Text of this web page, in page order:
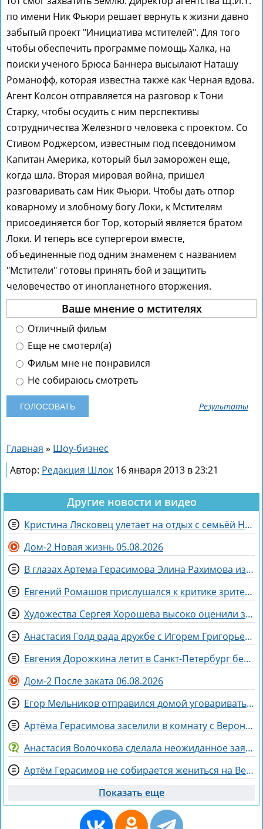
по имени Ник Фьюри решает вернуть к жизни давно
забытый проект "Инициатива мстителей". Для того
чтобы обеспечить программе помощь Халка, на
поиски ученого Брюса Баннера высылают Наташу
Романофф, которая известна также как Черная вдова.
Агент Колсон отправляется на разговор к Тони
Старку, чтобы осудить с ним перспективы
сотрудничества Железного человека с проектом. Со
Стивом Роджерсом, известным под псевдонимом
Капитан Америка, который был заморожен еще,
когда шла. Вторая мировая война, пришел
разговаривать сам Ник Фьюри. Чтобы дать отпор
коварному и злобному богу Локи, к Мстителям
присоединяется бог Тор, который является братом
Локи. И теперь все супергерои вместе,
объединенные под одним знаменем с названием
"Мстители" готовы принять бой и защитить
человечество от инопланетного вторжения.
Ваше мнение о мстителях
Отличный фильм
Еще не смотерл(а)
Фильм мне не понравился
Не собираюсь смотреть
Результаты
Главная » Шоу-бизнес
Автор: Редакция Шлок 16 января 2013 в 23:21
Другие новости и видео
Кристина Лясковец улетает на отдых с семьёй Никиты Гуранды
Дом-2 Новая жизнь 05.08.2026
В глазах Артема Герасимова Элина Рахимова из «питбуля» превратилась в «роллы»
Евгений Ромашов прислушался к критике зрителей Дома 2 и сменил причёску
Художества Сергея Хорошева высоко оценили зрители дома 2
Анастасия Голд рада дружбе с Игорем Григорьевым
Евгения Дорожкина летит в Санкт-Петербург без мужа на несколько дней
Дом-2 После заката 06.08.2026
Егор Мельников отправился домой уговаривать родителей на знакомство с Вероникой Гракович
Артёма Герасимова заселили в комнату с Вероникой Строгановой
Анастасия Волочкова сделала неожиданное заявление о дочери
Артём Герасимов не собирается жениться на Веронике Строгановой
Показать еще